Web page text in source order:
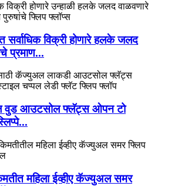
सर्वाधिक विक्री होणारे हलके जलद
प्रमाण...
आउटसोल फ्लॅट्स ओपन टो
महिला ईव्हीए कॅज्युअल समर